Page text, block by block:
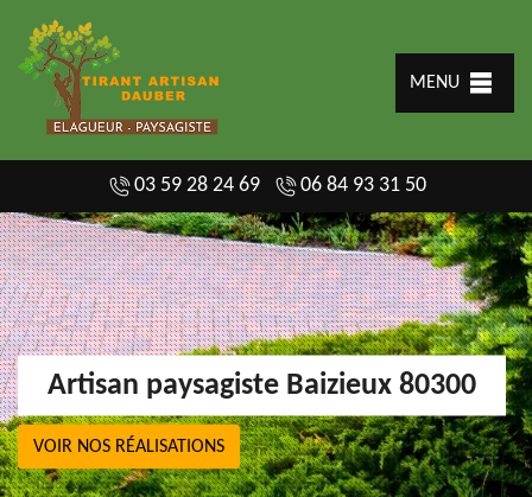
MENU
03 59 28 24 69 06 84 93 31 50
Artisan paysagiste Baizieux 80300
VOIR NOS RÉALISATIONS